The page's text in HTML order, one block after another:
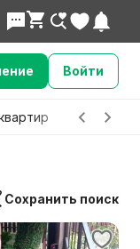
Войти
Детские
Сохранить поиск